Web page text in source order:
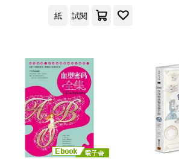
國立交通大學楊英風藝術研究中
國立交通大學楊英風藝術研究中
國立交通大學．蕭瓊瑞(1)
國立歷史博物館編輯委員會(1)
陝西師範大學出版社(2)
麥田(2)
Deutsche Grammophon(1)
Naive Auvidis(1) Oehms(1)
紙 試閱